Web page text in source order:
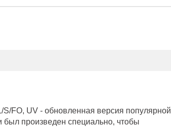
FO, UV - обновленная версия популярной
произведен специально, чтобы